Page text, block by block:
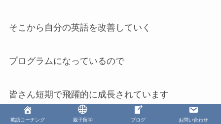
そこから自分の英語を改善していく
プログラムになっているので
皆さん短期で飛躍的に成長されています
英語コーチング 親子留学 ブログ お問い合わせ